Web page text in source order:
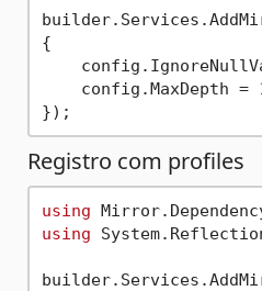
{
    config.MaxDepth =
Registro com profiles
using
using